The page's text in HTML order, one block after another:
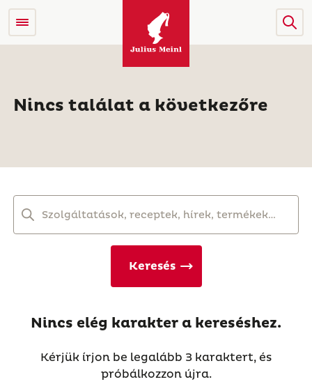
Nincs találat a következőre
Keresés
Nincs elég karakter a kereséshez.
Kérjük írjon be legalább 3 karaktert, és
próbálkozzon újra.